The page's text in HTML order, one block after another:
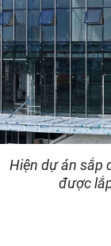
Hiện dự án sắp
được